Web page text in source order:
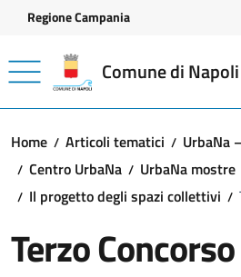
Vai ai contenuti
Vai al footer
Regione Campania
Comune di Napoli
Home Articoli tematici
UrbaNa
Centro UrbaNa
UrbaNa mostre
Il progetto degli spazi collettivi
Terzo Concorso